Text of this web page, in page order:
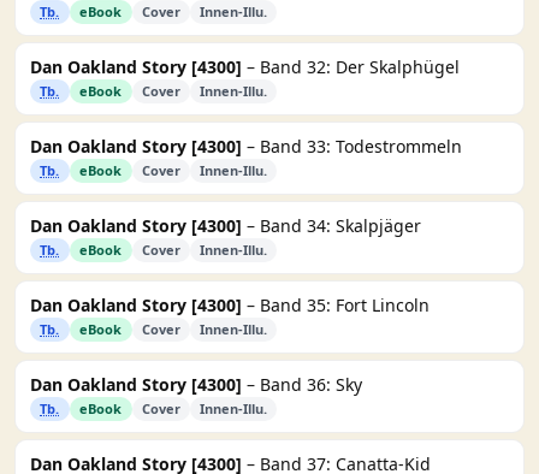
Tb. eBook Cover Innen-Illu.
Dan Oakland Story [4300] – Band 32: Der Skalphügel
Tb. eBook Cover Innen-Illu.
Dan Oakland Story [4300] – Band 33: Todestrommeln
Tb. eBook Cover Innen-Illu.
Dan Oakland Story [4300] – Band 34: Skalpjäger
Tb. eBook Cover Innen-Illu.
Dan Oakland Story [4300] – Band 35: Fort Lincoln
Tb. eBook Cover Innen-Illu.
Dan Oakland Story [4300] – Band 36: Sky
Tb. eBook Cover Innen-Illu.
Dan Oakland Story [4300] – Band 37: Canatta-Kid